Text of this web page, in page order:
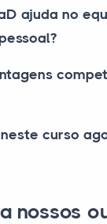
ajuda no
curso
nossos